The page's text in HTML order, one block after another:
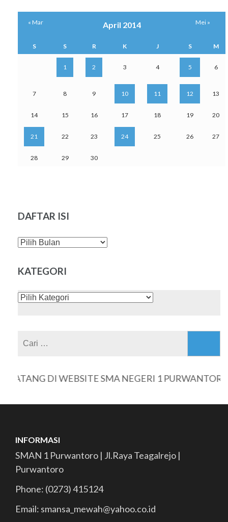
April 2014
S S R K J S M
1 2 3 4 5 6
7 8 9 10 11 12 13
14 15 16 17 18 19 20
21 22 23 24 25 26 27
28 29 30
« Mar Mei »
DAFTAR ISI
DAFTAR
KATEGORI
KATEGORI
DI WEBSITE SMA NEGERI 1 PURWANTORO
INFORMASI
SMAN 1 Purwantoro | Jl.Raya Teagalrejo |
Purwantoro
Phone: (0273) 415124
Email: smansa_mewah@yahoo.co.id